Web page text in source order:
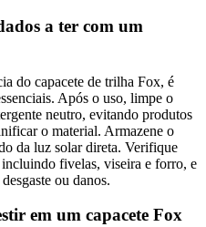
a ter com um
do capacete de trilha Fox, é
Após o uso, limpe o
neutro, evitando produtos
o material. Armazene o
da luz solar direta. Verifique
fivelas, viseira e forro, e
ou danos.
em um capacete Fox